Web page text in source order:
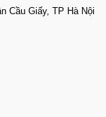
Cầu Giấy, TP Hà Nội